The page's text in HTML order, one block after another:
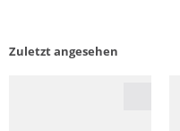
Zuletzt angesehen